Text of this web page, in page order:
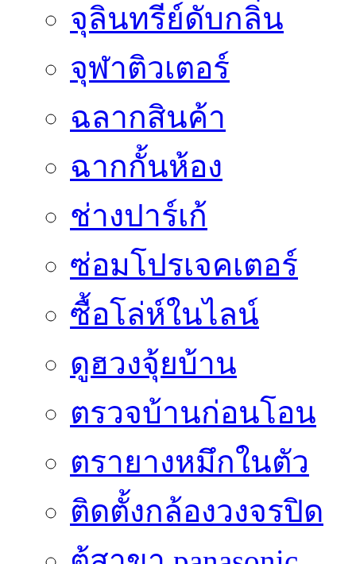
จุลินทรีย์ดับกลิ่น
จุฬาติวเตอร์
ฉลากสินค้า
ฉากกั้นห้อง
ช่างปาร์เก้
ซ่อมโปรเจคเตอร์
ซื้อโล่ห์ในไลน์
ดูฮวงจุ้ยบ้าน
ตรวจบ้านก่อนโอน
ตรายางหมึกในตัว
ติดตั้งกล้องวงจรปิด